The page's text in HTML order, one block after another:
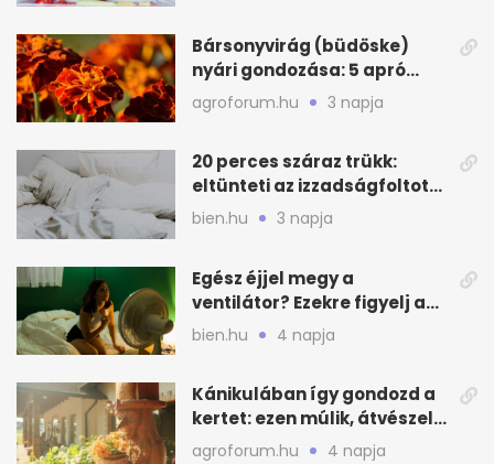
Bársonyvirág (büdöske)
nyári gondozása: 5 apró
lépés a dús virágzásért
agroforum.hu 3 napja
20 perces száraz trükk:
eltünteti az izzadságfoltot
és a szagot a matracról
bien.hu 3 napja
Egész éjjel megy a
ventilátor? Ezekre figyelj a
hőségben alvásnál
bien.hu 4 napja
Kánikulában így gondozd a
kertet: ezen múlik, átvészeli-
e a hőséget
agroforum.hu 4 napja